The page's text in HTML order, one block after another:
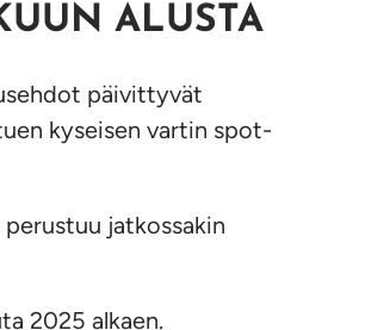
ALUSTA
päivittyvät
kyseisen vartin spot-
jatkossakin
2025 alkaen.